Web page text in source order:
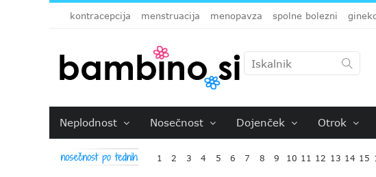
kontracepcija menstruacija menopavza spolne bolezni
Neplodnost Nosečnost Dojenček Otrok
1 2 3 4 5 6 7 8 9 10 11 12 13 14 15